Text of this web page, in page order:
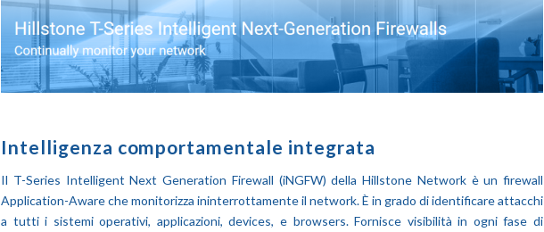
Intelligenza comportamentale integrata
Il T-Series Intelligent Next Generation Firewall (iNGFW) della Hillstone Network è un firewall
Application-Aware che monitorizza ininterrottamente il network. È in grado di identificare attacchi
a tutti i sistemi operativi, applicazioni, devices, e browsers. Fornisce visibilità in ogni fase di